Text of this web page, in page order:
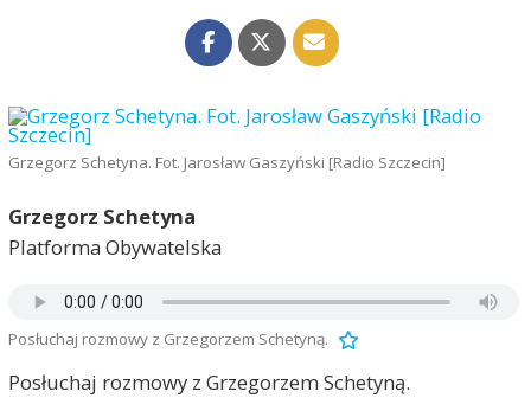
Grzegorz Schetyna. Fot. Jarosław Gaszyński [Radio Szczecin]
Grzegorz Schetyna
Platforma Obywatelska
Posłuchaj rozmowy z Grzegorzem Schetyną.
Posłuchaj rozmowy z Grzegorzem Schetyną.